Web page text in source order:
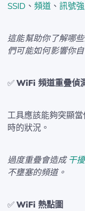
SSID 、 頻道 、 訊號
這能幫助你了解哪
們可能如何影響你
✅WiFi 頻道重疊偵
工具應該能夠突顯
時的狀況。
過度重疊會造成干擾
不壅塞的頻道。
✅WiFi 熱點圖